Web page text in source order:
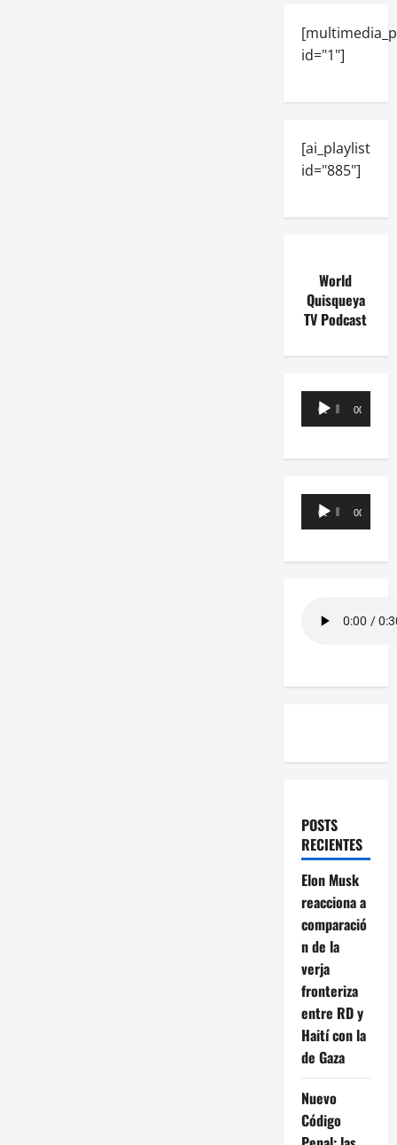
id="1"]
[ai_playlist
id="885"]
World
Quisqueya
TV Podcast
Reproductor
de
00:00 00:00
Reproductor
de
00:00 00:00
POSTS
RECIENTES
Elon Musk
reacciona a
comparació
n de la
verja
fronteriza
entre RD y
Haití con la
de Gaza
Nuevo
Código